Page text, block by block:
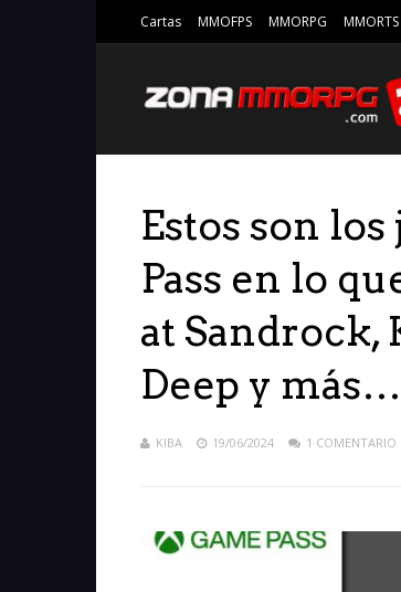
Cartas MMOFPS MMORPG MMORTS
Estos son
Pass en lo
at
Deep y más…
KIBA 19/06/2024 1 COMENTARIO